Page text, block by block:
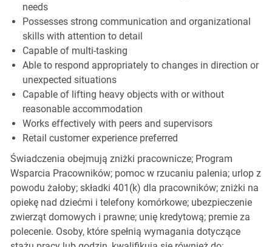
needs
Possesses strong communication and organizational
skills with attention to detail
Capable of multi-tasking
Able to respond appropriately to changes in direction or
unexpected situations
Capable of lifting heavy objects with or without
reasonable accommodation
Works effectively with peers and supervisors
Retail customer experience preferred
Świadczenia obejmują zniżki pracownicze; Program
Wsparcia Pracowników; pomoc w rzucaniu palenia; urlop z
powodu żałoby; składki 401(k) dla pracowników; zniżki na
opiekę nad dziećmi i telefony komórkowe; ubezpieczenie
zwierząt domowych i prawne; unię kredytową; premie za
polecenie. Osoby, które spełnią wymagania dotyczące